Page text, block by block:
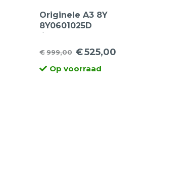
Originele A3 8Y
8Y0601025D
lichtmetalen velgen | 17
€999,00
Oorspronkelijke
prijs
€525,00
Huidige
prijsOp voorraad